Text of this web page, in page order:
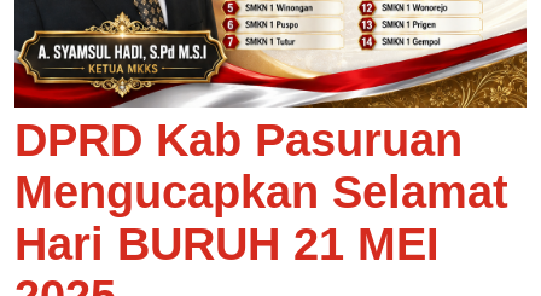
DPRD Kab Pasuruan
Mengucapkan Selamat
Hari BURUH 21 MEI